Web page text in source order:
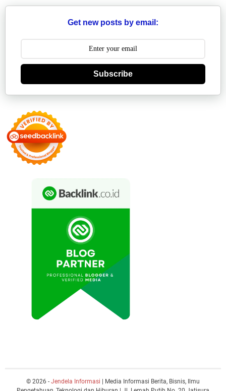
Get new posts by email:
Subscribe
© 2026 - Jendela Informasi
| Media Informasi Berita, Bisnis, Ilmu